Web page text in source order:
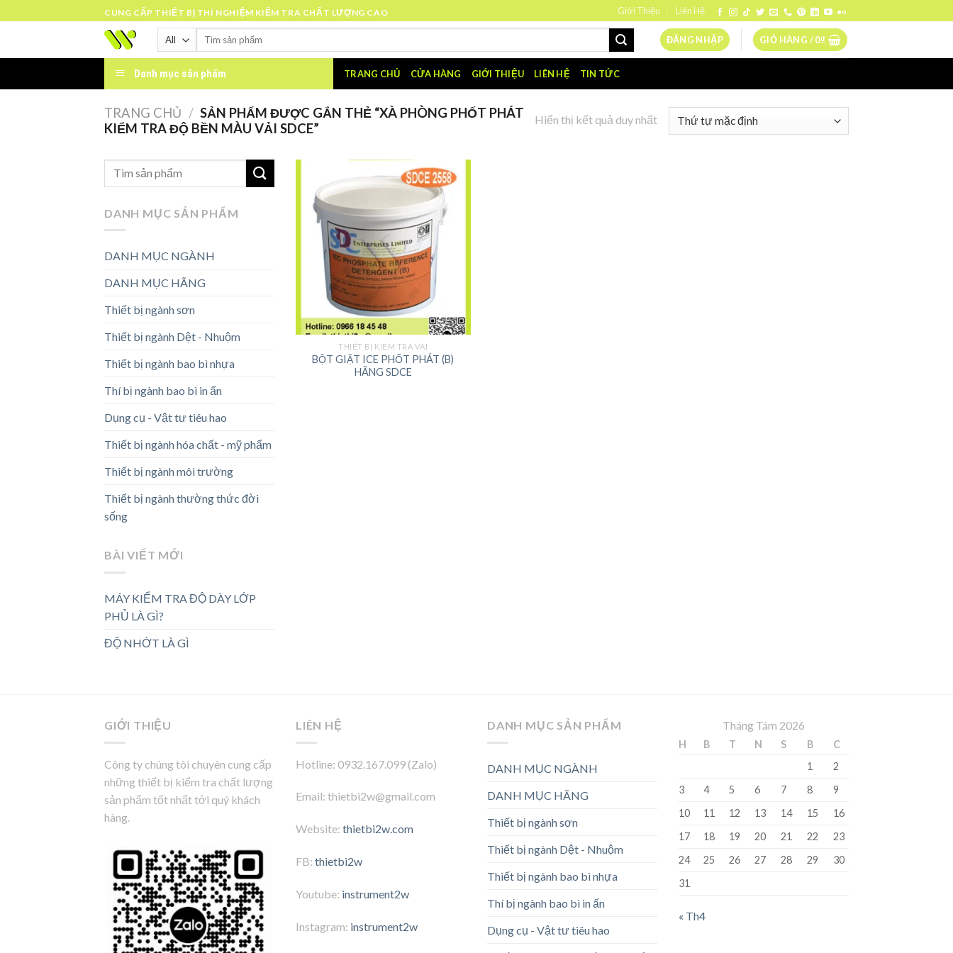
to
CUNG CẤP THIẾT BỊ THÍ NGHIỆM KIỂM TRA CHẤT LƯỢNG CAO Giới Thiệu Liên Hệ
Tìm
ĐĂNG NHẬP GIỎ HÀNG /0₫
Danh mục sản phẩm TRANG CHỦ CỬA HÀNG GIỚI THIỆU LIÊN HỆ TIN TỨC
TRANG CHỦ / SẢN PHẨM ĐƯỢC GẮN THẺ “XÀ PHÒNG PHỐT PHÁT
KIỂM TRA ĐỘ BỀN MÀU VẢI SDCE”
Hiển thị kết quả duy nhất
DANH MỤC SẢN PHẨM
DANH MỤC NGÀNH
DANH MỤC HÃNG
Thiết bị ngành sơn
Thiết bị ngành Dệt - Nhuộm
Thiết bị ngành bao bì nhựa
Thí bị ngành bao bì in ấn
Dụng cụ - Vật tư tiêu hao
Thiết bị ngành hóa chất - mỹ phẩm
Thiết bị ngành môi trường
Thiết bị ngành thường thức đời
sống
BÀI VIẾT MỚI
MÁY KIỂM TRA ĐỘ DÀY LỚP
PHỦ LÀ GÌ?
ĐỘ NHỚT LÀ GÌ
THIẾT BỊ KIỂM TRA VẢI
BỘT GIẶT ICE PHỐT PHÁT (B)
HÃNG SDCE
GIỚI THIỆU
Công ty chúng tôi chuyên cung cấp
những thiết bị kiểm tra chất lượng
sản phẩm tốt nhất tới quý khách
hàng.
LIÊN HỆ
Hotline: 0932.167.099 (Zalo)
Email: thietbi2w@gmail.com
Website: thietbi2w.com
FB: thietbi2w
Youtube: instrument2w
Instagram: instrument2w
DANH MỤC SẢN PHẨM
DANH MỤC NGÀNH
DANH MỤC HÃNG
Thiết bị ngành sơn
Thiết bị ngành Dệt - Nhuộm
Thiết bị ngành bao bì nhựa
Thí bị ngành bao bì in ấn
Dụng cụ - Vật tư tiêu hao
Tháng Tám 2026
H B T N S B
C
1
2
3
4 5 6 7 8
9
10
11 12 13 14 15
16
17
18 19 20 21 22
23
24
25 26 27 28 29
30
31
« Th4